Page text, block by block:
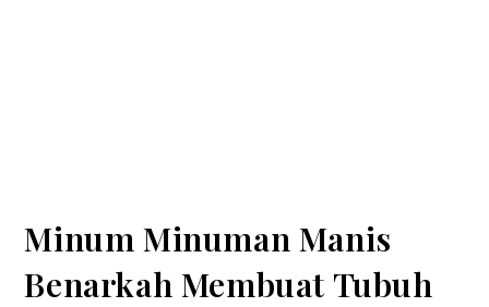
Minum Minuman Manis
Benarkah Membuat Tubuh